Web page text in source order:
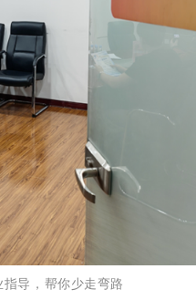
导，帮你少走弯路